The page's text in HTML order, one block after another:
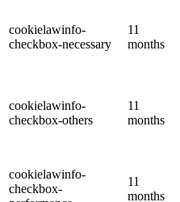
cookielawinfo-
checkbox-necessary
11
months
cookielawinfo-
checkbox-others
11
months
cookielawinfo-
checkbox-
11
months